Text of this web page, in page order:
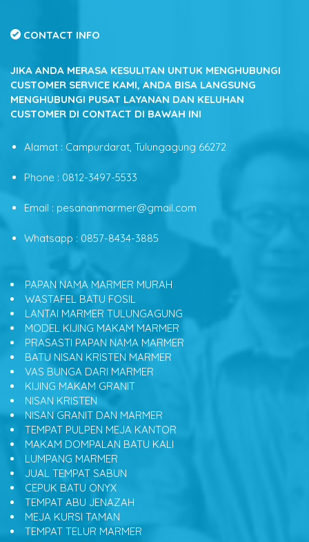
CONTACT INFO
JIKA ANDA MERASA KESULITAN UNTUK MENGHUBUNGI
CUSTOMER SERVICE KAMI, ANDA BISA LANGSUNG
MENGHUBUNGI PUSAT LAYANAN DAN KELUHAN
CUSTOMER DI CONTACT DI BAWAH INI
Alamat : Campurdarat, Tulungagung 66272
Phone : 0812-3497-5533
Email : pesananmarmer@gmail.com
Whatsapp : 0857-8434-3885
PAPAN NAMA MARMER MURAH
WASTAFEL BATU FOSIL
LANTAI MARMER TULUNGAGUNG
MODEL KIJING MAKAM MARMER
PRASASTI PAPAN NAMA MARMER
BATU NISAN KRISTEN MARMER
VAS BUNGA DARI MARMER
KIJING MAKAM GRANIT
NISAN KRISTEN
NISAN GRANIT DAN MARMER
TEMPAT PULPEN MEJA KANTOR
MAKAM DOMPALAN BATU KALI
LUMPANG MARMER
JUAL TEMPAT SABUN
CEPUK BATU ONYX
TEMPAT ABU JENAZAH
MEJA KURSI TAMAN
TEMPAT TELUR MARMER